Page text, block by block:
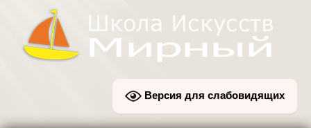
Версия для слабовидящих